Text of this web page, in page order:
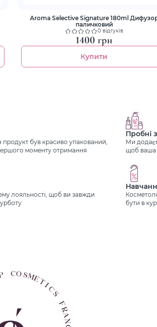
Aroma Selective Signature 180ml
паличковий
0 відгуків
1400 грн
Купити
був красиво упакований,
моменту отримання
Пробні
Ми
щоб ваша
лояльності, щоб ви завжди
бути в